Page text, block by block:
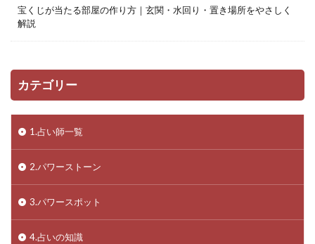
宝くじが当たる部屋の作り方｜玄関・水回り・置き場所をやさしく
解説
カテゴリー
1.占い師一覧
2.パワーストーン
3.パワースポット
4.占いの知識